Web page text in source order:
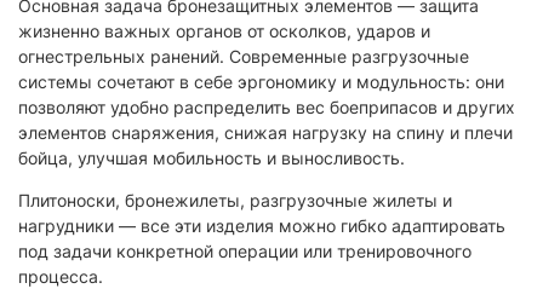
Основная задача бронезащитных элементов — защита
жизненно важных органов от осколков, ударов и
огнестрельных ранений. Современные разгрузочные
системы сочетают в себе эргономику и модульность: они
позволяют удобно распределить вес боеприпасов и других
элементов снаряжения, снижая нагрузку на спину и плечи
бойца, улучшая мобильность и выносливость.
Плитоноски, бронежилеты, разгрузочные жилеты и
нагрудники — все эти изделия можно гибко адаптировать
под задачи конкретной операции или тренировочного
процесса.